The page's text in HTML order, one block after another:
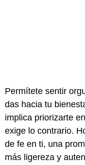
Permítete sentir
das hacia tu
implica priorizarte
exige lo contrario.
de fe en ti, una
más ligereza y